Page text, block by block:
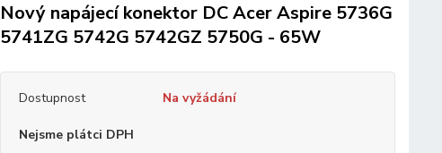
Nový napájecí konektor DC Acer Aspire 5736G
5741ZG 5742G 5742GZ 5750G - 65W
Dostupnost Na vyžádání
Nejsme plátci DPH